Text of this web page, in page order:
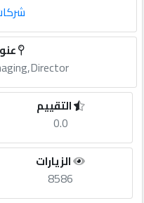
أضف
طلب
التقييم
0.0
الزيارات
8586